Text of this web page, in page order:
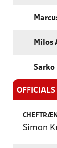
Milos
Sarko
OFFICIALS
Simon